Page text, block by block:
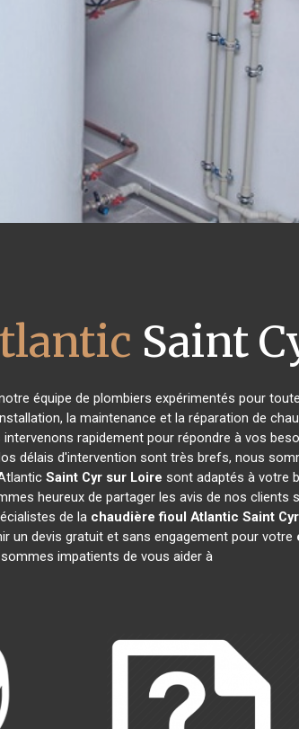
Saint
équipe de plombiers expérimentés pour
la maintenance et la réparation de
rapidement pour répondre à vos
délais d'intervention sont très brefs, nous
Saint Cyr sur Loire sont adaptés à votre
heureux de partager les avis de nos
de la chaudière fioul Atlantic Saint
un devis gratuit et sans engagement pour votre
impatients de vous aider à